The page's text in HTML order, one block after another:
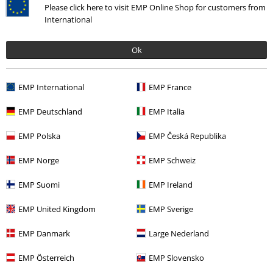
Please click here to visit EMP Online Shop for customers from
International
Ok
EMP International EMP France
EMP Deutschland EMP Italia
EMP Polska EMP Česká Republika
EMP Norge EMP Schweiz
EMP Suomi EMP Ireland
EMP United Kingdom EMP Sverige
EMP Danmark Large Nederland
EMP Österreich EMP Slovensko
Sale % Frauen Bekleidung
Filme & Serien Filme Bekleidung
Filme & Serien
Bekleidung
Filme & Serien Top Filme & Serien Krümelmonster